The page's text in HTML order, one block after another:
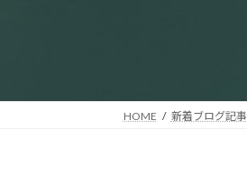
HOME 新着ブログ記事